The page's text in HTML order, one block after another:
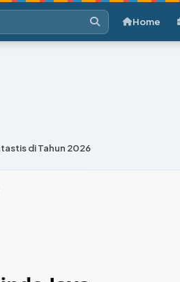
Home
di Tahun 2026